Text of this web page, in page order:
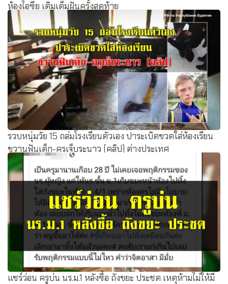
ห้องไอซียู เติมเต็มฝันครั้งสุดท้าย
รวบหนุ่มวัย 15 ถล่มโรงเรียนตัวเอง ปาระเบิดขวดใส่ห้องเรียน
ขวานฟันเด็ก-ครูเจ็บระนาว (คลิป) ต่างประเทศ
แชร์ว่อน ครูบ่น นร.ม.1 หลังซื้อ ถังขยะ ประชด เหตุห้ามไม่ให้มี